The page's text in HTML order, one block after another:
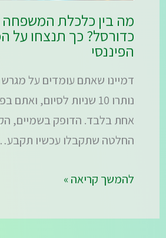
מה בין כלכלת
כדורסל? כך תנצחו על
הפיננסי
דמיינו שאתם עומדים על
נותרו 10 שניות לסיום,
אחת בלבד. הדופק בשמיים,
החלטה שתקבלו עכשיו
להמשך קריאה »